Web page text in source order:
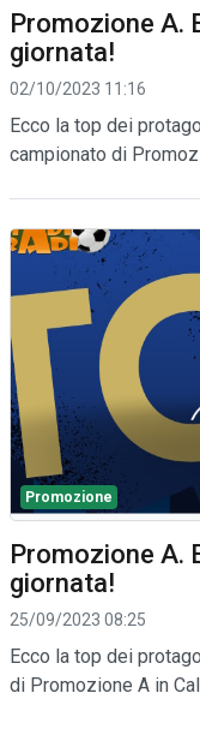
Promozione A.
giornata!
02/10/2023 11:16
Ecco la top dei
campionato di
Promozione
Promozione A.
giornata!
25/09/2023 08:25
Ecco la top dei
di Promozione A in